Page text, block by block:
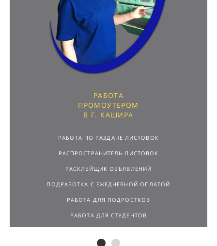
РАБОТА
ПРОМОУТЕРОМ
В Г. КАШИРА
РАБОТА ПО РАЗДАЧЕ ЛИСТОВОК
РАСПРОСТРАНИТЕЛЬ ЛИСТОВОК
РАСКЛЕЙЩИК ОБЪЯВЛЕНИЙ
ПОДРАБОТКА С ЕЖЕДНЕВНОЙ ОПЛАТОЙ
РАБОТА ДЛЯ ПОДРОСТКОВ
РАБОТА ДЛЯ СТУДЕНТОВ